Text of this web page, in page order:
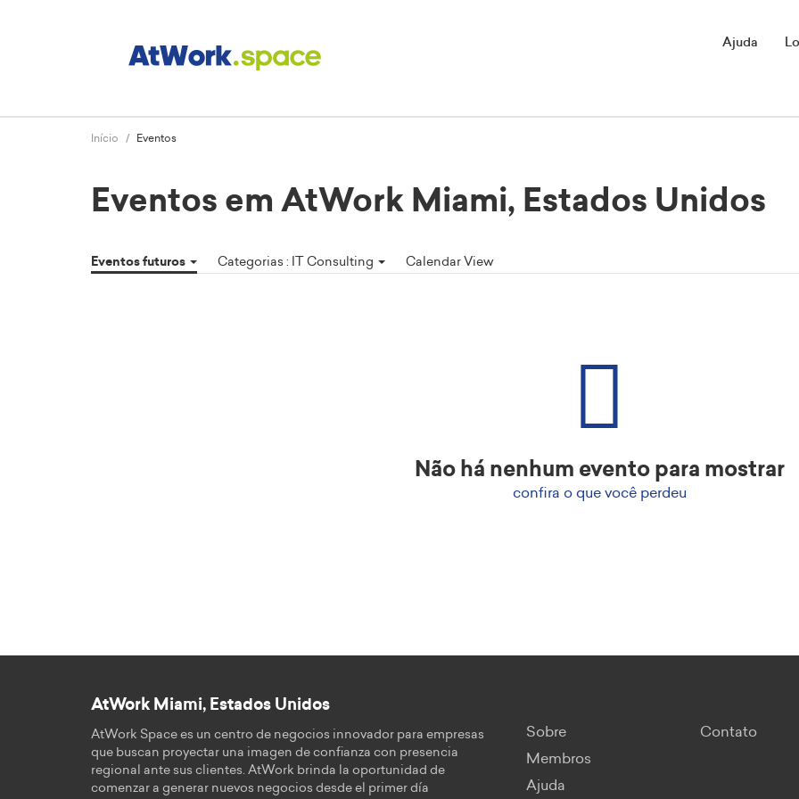
Ajuda
Início Eventos
Eventos em AtWork Miami, Estados Unidos
Eventos futuros Categorias : IT Consulting Calendar View
Não há nenhum evento para mostrar
confira o que você perdeu
AtWork Miami, Estados Unidos
AtWork Space es un centro de negocios innovador para empresas
que buscan proyectar una imagen de confianza con presencia
regional ante sus clientes. AtWork brinda la oportunidad de
comenzar a generar nuevos negocios desde el primer día
Sobre
Membros
Ajuda
Contato